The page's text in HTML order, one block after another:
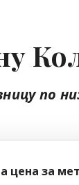
по
цена за